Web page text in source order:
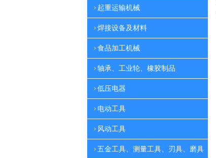
起重运输机械
焊接设备及材料
食品加工机械
轴承、工业轮、橡胶制品
低压电器
电动工具
风动工具
五金工具、测量工具、刃具、磨具